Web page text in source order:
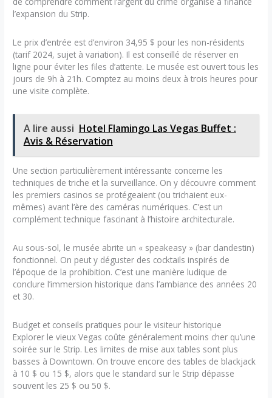
l’expansion du Strip.
Le prix d’entrée est d’environ 34,95 $ pour les non-résidents
(tarif 2024, sujet à variation). Il est conseillé de réserver en
ligne pour éviter les files d’attente. Le musée est ouvert tous les
jours de 9h à 21h. Comptez au moins deux à trois heures pour
une visite complète.
A lire aussi Hotel Flamingo Las Vegas Buffet :
Avis & Réservation
Une section particulièrement intéressante concerne les
techniques de triche et la surveillance. On y découvre comment
les premiers casinos se protégeaient (ou trichaient eux-
mêmes) avant l’ère des caméras numériques. C’est un
complément technique fascinant à l’histoire architecturale.
Au sous-sol, le musée abrite un « speakeasy » (bar clandestin)
fonctionnel. On peut y déguster des cocktails inspirés de
l’époque de la prohibition. C’est une manière ludique de
conclure l’immersion historique dans l’ambiance des années 20
et 30.
Budget et conseils pratiques pour le visiteur historique
Explorer le vieux Vegas coûte généralement moins cher qu’une
soirée sur le Strip. Les limites de mise aux tables sont plus
basses à Downtown. On trouve encore des tables de blackjack
à 10 $ ou 15 $, alors que le standard sur le Strip dépasse
souvent les 25 $ ou 50 $.